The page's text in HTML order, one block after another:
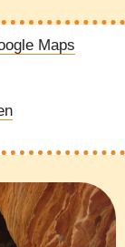
Maps